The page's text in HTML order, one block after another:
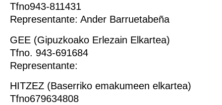
Tfno943-811431
Representante: Ander Barruetabeña
GEE (Gipuzkoako Erlezain Elkartea)
Tfno. 943-691684
Representante:
HITZEZ (Baserriko emakumeen elkartea)
Tfno679634808